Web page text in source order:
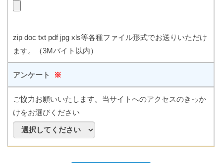
zip doc txt pdf jpg xls等各種ファイル形式でお送りいただけ
ます。（3Mバイト以内）
アンケート ※
ご協力お願いいたします。当サイトへのアクセスのきっか
けをお選びください